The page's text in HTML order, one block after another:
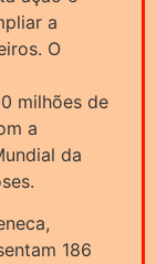
a
O
milhões de
a
da
186